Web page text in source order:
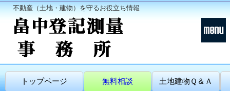
不動産（土地・建物）を守るお役立ち情報
トップページ 無料相談 土地建物Ｑ＆Ａ